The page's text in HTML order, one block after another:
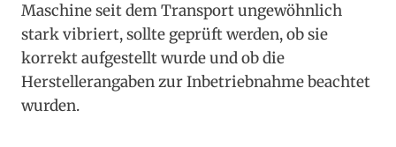
Maschine seit dem Transport ungewöhnlich
stark vibriert, sollte geprüft werden, ob sie
korrekt aufgestellt wurde und ob die
Herstellerangaben zur Inbetriebnahme beachtet
wurden.